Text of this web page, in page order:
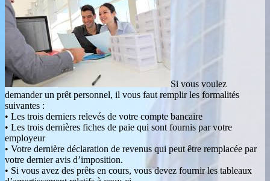
Si vous voulez
demander un prêt personnel, il vous faut remplir les formalités
suivantes :
• Les trois derniers relevés de votre compte bancaire
• Les trois dernières fiches de paie qui sont fournis par votre
employeur
• Votre dernière déclaration de revenus qui peut être remplacée par
votre dernier avis d’imposition.
• Si vous avez des prêts en cours, vous devez fournir les tableaux